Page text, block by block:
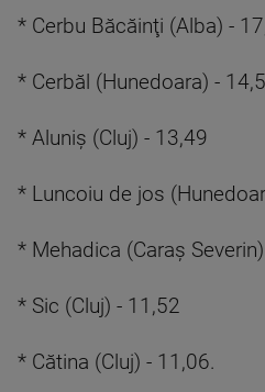
* Cerbu Băcăinţi (Alba) -
* Cerbăl (Hunedoara) -
* Aluniş (Cluj) - 13,49
* Luncoiu de jos
* Mehadica (Caraş
* Sic (Cluj) - 11,52
* Cătina (Cluj) - 11,06.